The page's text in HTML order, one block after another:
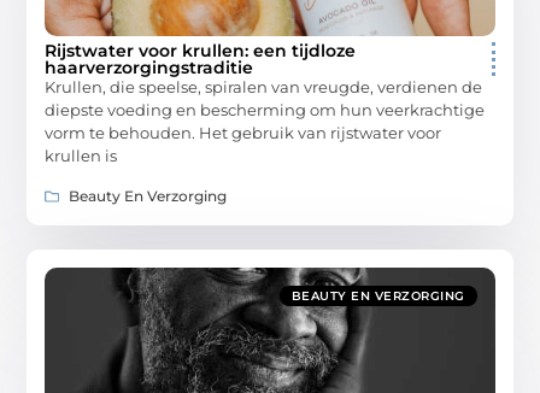
Rijstwater voor krullen: een tijdloze
haarverzorgingstraditie
Krullen, die speelse, spiralen van vreugde, verdienen de
diepste voeding en bescherming om hun veerkrachtige
vorm te behouden. Het gebruik van rijstwater voor
krullen is
Beauty En Verzorging
BEAUTY EN VERZORGING